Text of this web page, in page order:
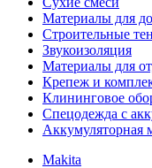
Материалы для
Строительные
Звукоизоляция
Материалы для
Крепеж и
Клининговое
Спецодежда с
Аккумуляторная
Makita